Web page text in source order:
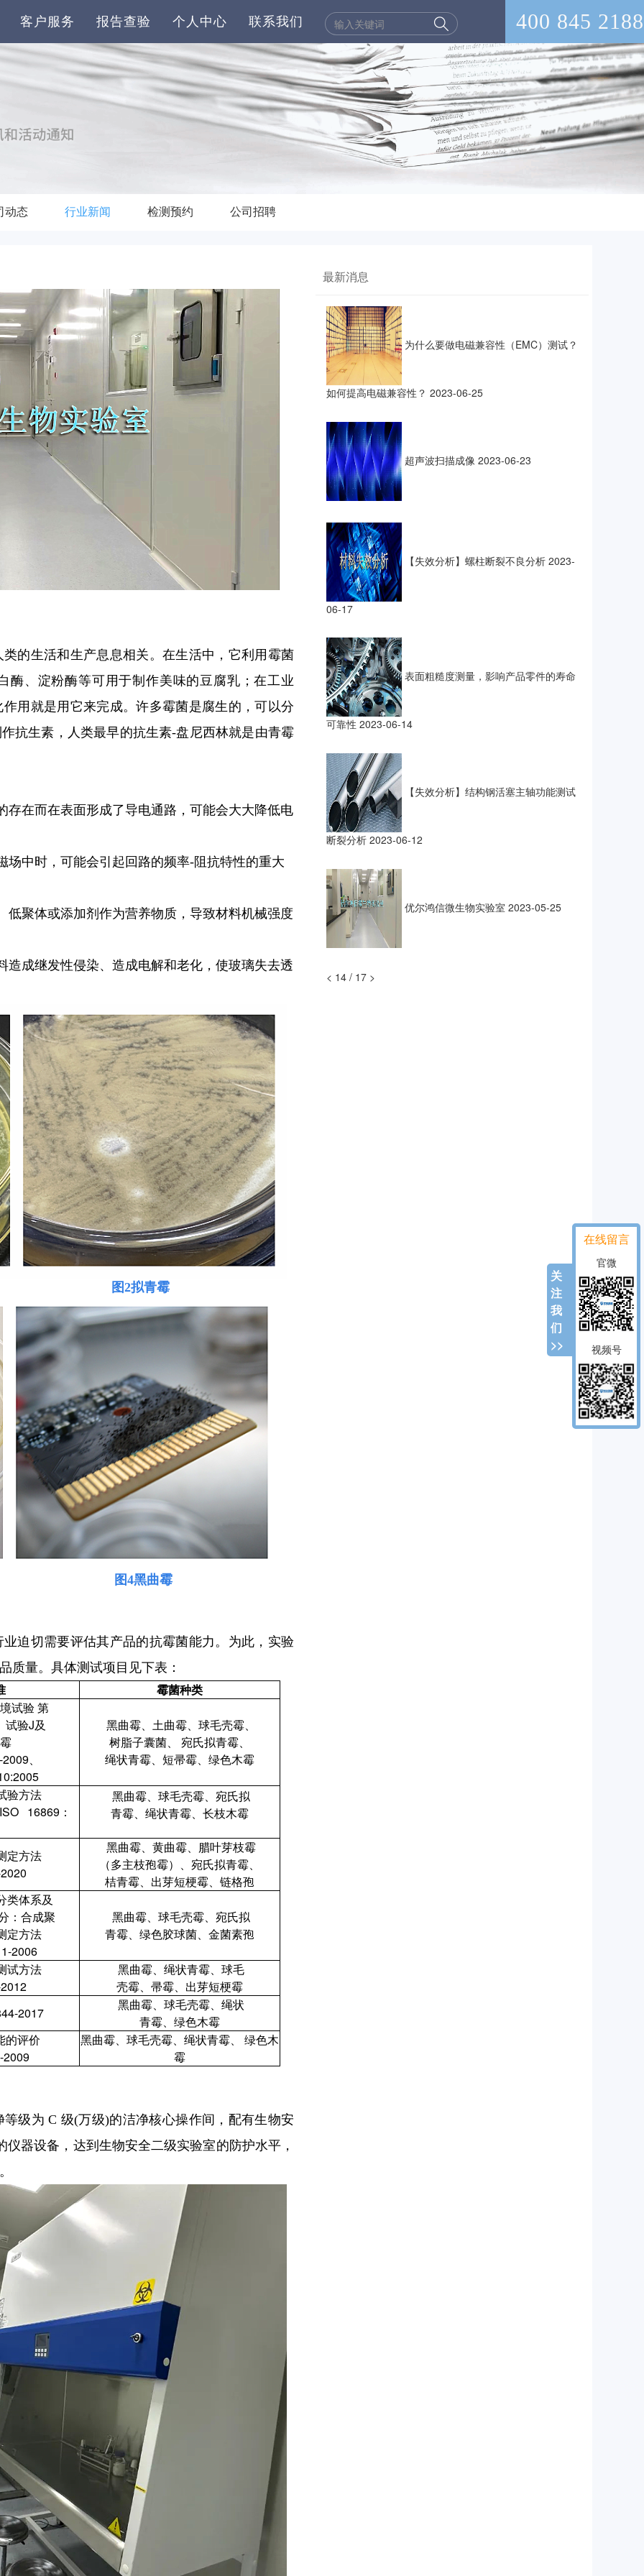
客户服务 报告查验 个人中心 联系我们 400 845 2188
动态 行业新闻 检测预约 公司招聘
的生活和生产息息相关。在生活中，它利用霉菌
酶、淀粉酶等可用于制作美味的豆腐乳；在工业
用就是用它来完成。许多霉菌是腐生的，可以分
抗生素，人类最早的抗生素-盘尼西林就是由青霉
在而在表面形成了导电通路，可能会大大降低电
时，可能会引起回路的频率-阻抗特性的重大
体或添加剂作为营养物质，导致材料机械强度
继发性侵染、造成电解和老化，使玻璃失去透
图2拟青霉
图4黑曲霉
迫切需要评估其产品的抗霉菌能力。为此，实验
质量。具体测试项目见下表：
霉菌种类
试验 第
验J及
霉
、
黑曲霉、 土曲霉、 球毛壳霉、
树脂子囊菌、 宛氏拟青霉、
绳状青霉、 短帚霉、 绿色木霉
验方法
ISO 16869：
黑曲霉、球毛壳霉、 宛氏拟
青霉、 绳状青霉、 长枝木霉
定方法
黑曲霉、黄曲霉、 腊叶芽枝霉
（多主枝孢霉）、 宛氏拟青霉、
桔青霉、 出芽短梗霉、 链格孢
类体系及
：合成聚
定方法
2006
黑曲霉、球毛壳霉、 宛氏拟
青霉、 绿色胶球菌、 金菌素孢
试方法
黑曲霉、 绳状青霉、 球毛
壳霉、 帚霉、 出芽短梗霉
2017
黑曲霉、球毛壳霉、 绳状
青霉、 绿色木霉
的评价
2009
黑曲霉、球毛壳霉、绳状青霉、
绿色木
霉
级为 C 级(万级)的洁净核心操作间，配有生物安
器设备，达到生物安全二级实验室的防护水平，
最新消息
为什么要做电磁兼容性（EMC）测试？
如何提高电磁兼容性？ 2023-06-25
超声波扫描成像 2023-06-23
【失效分析】螺柱断裂不良分析 2023-
06-17
表面粗糙度测量，影响产品零件的寿命
可靠性 2023-06-14
【失效分析】结构钢活塞主轴功能测试
断裂分析 2023-06-12
优尔鸿信微生物实验室 2023-05-25
< 14 / 17 >
关
注
我
们
>>
在线留言
官微
视频号